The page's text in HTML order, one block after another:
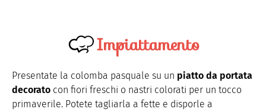
Impiattamento
Presentate la colomba pasquale su un piatto da portata
decorato con fiori freschi o nastri colorati per un tocco
primaverile. Potete tagliarla a fette e disporle a